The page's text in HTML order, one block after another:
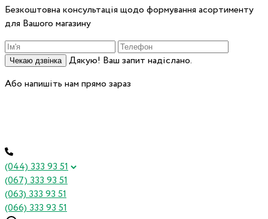
Безкоштовна консультація щодо формування асортименту
для Вашого магазину
Чекаю дзвінка
Дякую! Ваш запит надіслано.
Або напишіть нам прямо зараз
(044) 333 93 51
(067) 333 93 51
(063) 333 93 51
(066) 333 93 51